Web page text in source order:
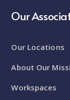
Our
Our Locations
About Our
Workspaces